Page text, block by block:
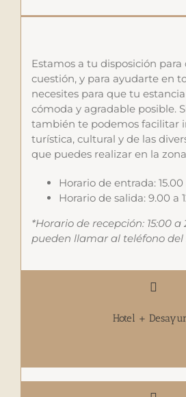
Estamos a tu disposición
cuestión, y para ayudarte en
necesites para que tu
cómoda y agradable posible.
también te podemos facilitar
turística, cultural y de las
que puedes realizar en la
Horario de entrada:
Horario de salida: 9.00 a
*Horario de recepción: 15:00 a
pueden llamar al teléfono del
Hotel +